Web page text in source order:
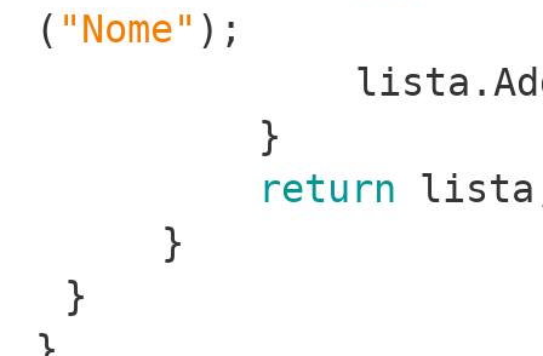
( "Nome" );
}
return
}
}